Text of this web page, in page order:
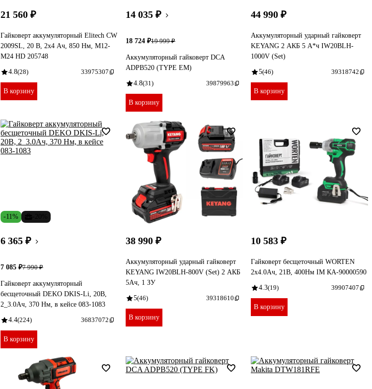
21 560 ₽
Гайковерт аккумуляторный Elitech CW
2009SL, 20 В, 2x4 Ач, 850 Нм, М12-
М24 HD 205748
4.8(28) 33975307
В корзину
14 035 ₽
18 724 ₽19 999 ₽
Аккумуляторный гайковерт DCA
ADPB520 (TYPE EM)
4.8(31) 39879963
В корзину
44 990 ₽
Аккумуляторный ударный гайковерт
KEYANG 2 АКБ 5 А*ч IW20BLH-
1000V (Set)
5(46) 39318742
В корзину
-11%
6 365 ₽
7 085 ₽7 990 ₽
Гайковерт аккумуляторный
бесщеточный DEKO DKIS-Li, 20В,
2_3.0Ач, 370 Нм, в кейсе 083-1083
4.4(224) 36837072
В корзину
38 990 ₽
Аккумуляторный ударный гайковерт
KEYANG IW20BLH-800V (Set) 2 АКБ
5Ач, 1 ЗУ
5(46) 39318610
В корзину
10 583 ₽
Гайковерт бесщеточный WORTEN
2x4.0Ач, 21В, 400Нм IM КА-90000590
4.3(19) 39907407
В корзину